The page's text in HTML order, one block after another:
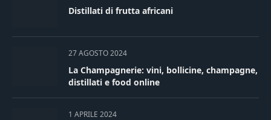
Distillati di frutta africani
27 AGOSTO 2024
La Champagnerie: vini, bollicine, champagne,
distillati e food online
1 APRILE 2024